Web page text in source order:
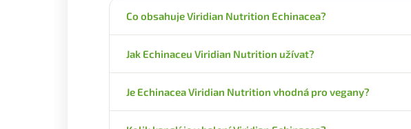
Co obsahuje Viridian Nutrition Echinacea?
kořene třapatky úzkolisté (Echinacea angustifolia). Obal tvoří
hydroxypropylmethylceluózy.
Jak Echinaceu Viridian Nutrition užívat?
překračovat.
Je Echinacea Viridian Nutrition vhodná pro vegany?